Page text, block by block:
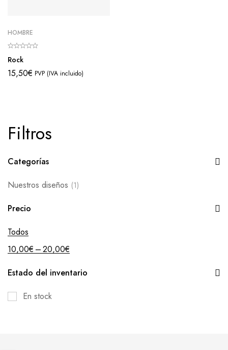
Filtros
Categorías
Nuestros diseños (1)
Precio
Todos
10,00€ –20,00€
Estado del inventario
En stock
HOMBRE
Rock
15,50€ PVP (IVA incluido)